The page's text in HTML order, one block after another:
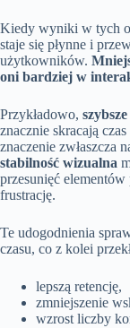
Kiedy wyniki w tych
staje się płynne i
użytkowników.
oni bardziej w
Przykładowo,
znacznie skracają
znaczenie zwłaszcza
stabilność wizualna
przesunięć
frustrację.
Te udogodnienia
czasu, co z kolei
lepszą retencję,
zmniejszenie
wzrost liczby